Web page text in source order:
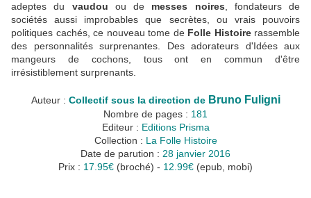
adeptes du vaudou ou de messes noires , fondateurs de
sociétés aussi improbables que secrètes, ou vrais pouvoirs
politiques cachés, ce nouveau tome de Folle Histoirerassemble
des personnalités surprenantes. Des adorateurs d'Idées aux
mangeurs de cochons, tous ont en commun d'être
irrésistiblement surprenants.
Auteur : Collectif sous la direction de Bruno Fuligni
Nombre de pages : 181
Editeur : Editions Prisma
Collection : La Folle Histoire
Date de parution : 28 janvier 2016
Prix : 17.95€ (broché) - 12.99€ (epub, mobi)